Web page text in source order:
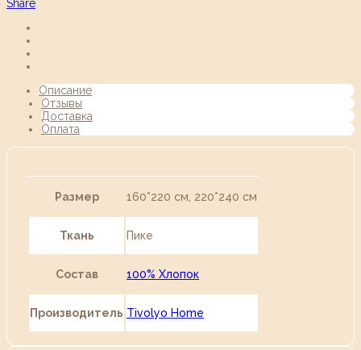
Share
Описание
Отзывы
Доставка
Оплата
Размер 160*220 см, 220*240 см
Ткань Пике
Состав 100% Хлопок
Производитель Tivolyo Home